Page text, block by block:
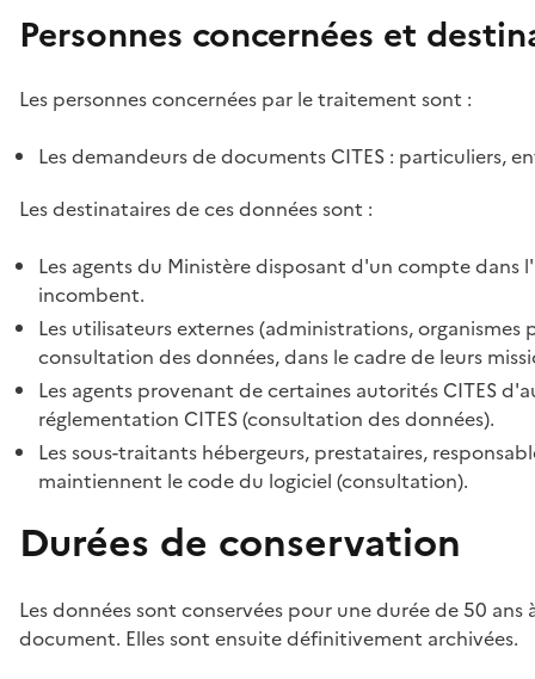
Personnes concernées et
Les personnes concernées par le traitement sont :
Les demandeurs de documents CITES : particuliers,
Les destinataires de ces données sont :
Les agents du Ministère disposant d'un compte
incombent.
Les utilisateurs externes (administrations,
consultation des données, dans le cadre de leurs
Les agents provenant de certaines autorités CITES
réglementation CITES (consultation des données).
Les sous-traitants hébergeurs, prestataires,
maintiennent le code du logiciel (consultation).
Durées de conservation
Les données sont conservées pour une durée de 50
document. Elles sont ensuite définitivement archivées.